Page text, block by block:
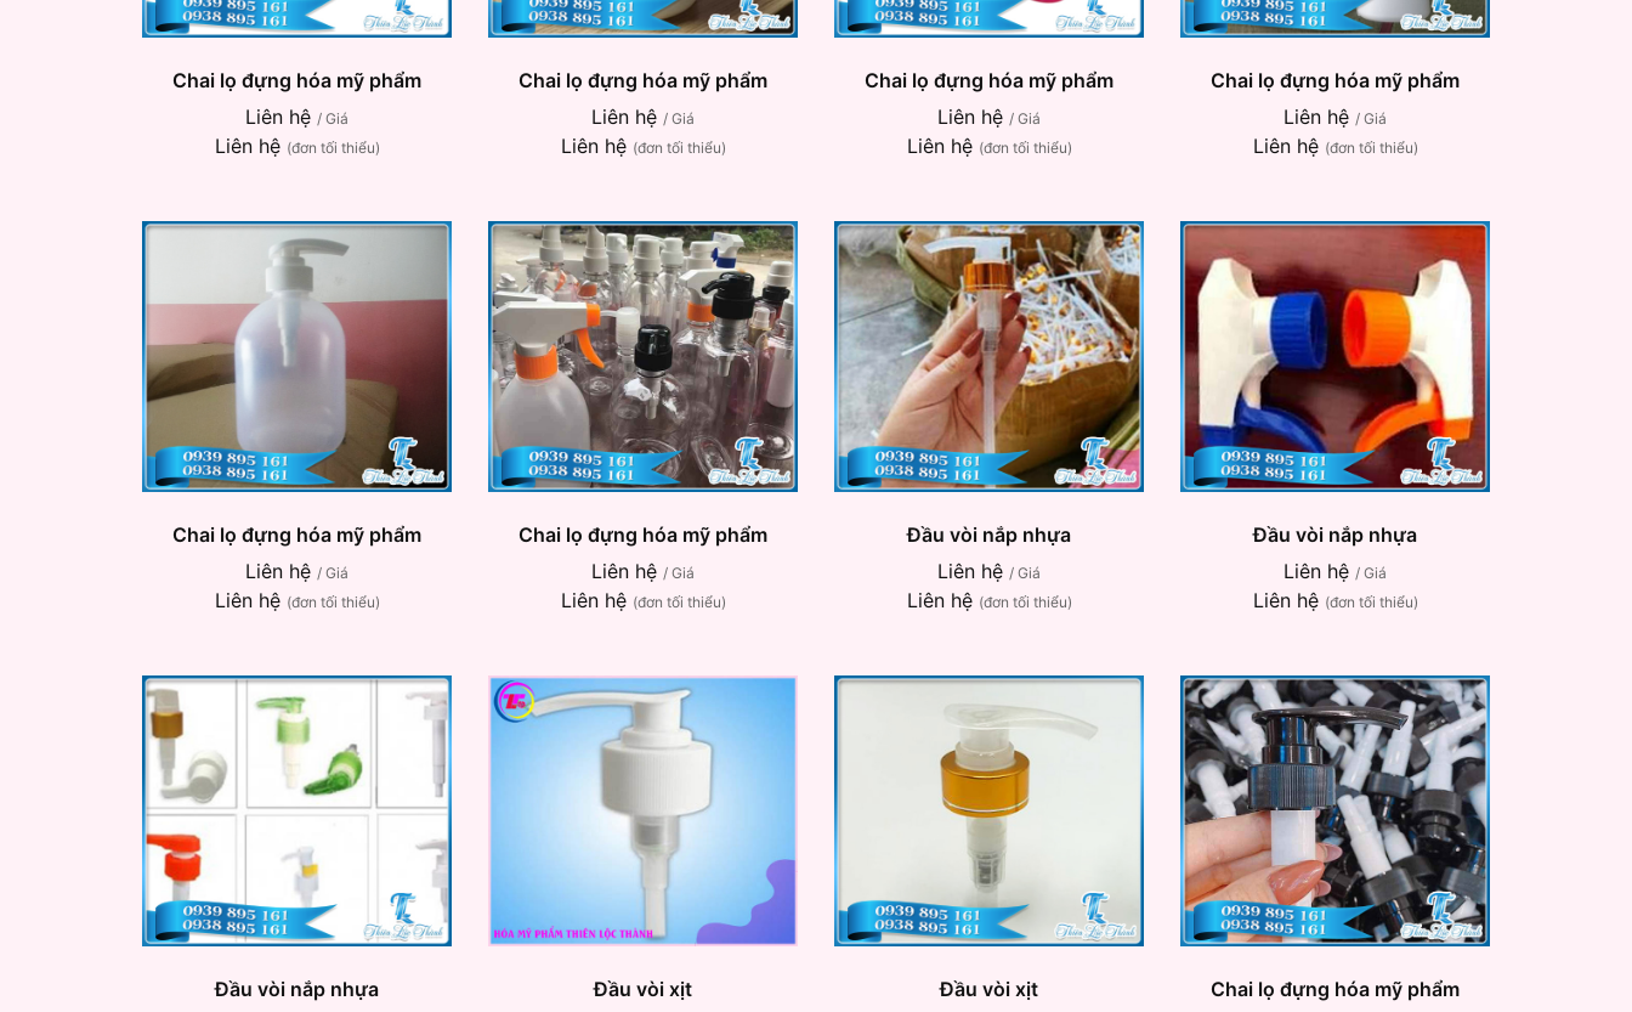
Chai lọ đựng hóa mỹ phẩm
Liên hệ / Giá
Liên hệ (đơn tối thiểu)
Chai lọ đựng hóa mỹ phẩm
Liên hệ / Giá
Liên hệ (đơn tối thiểu)
Chai lọ đựng hóa mỹ phẩm
Liên hệ / Giá
Liên hệ (đơn tối thiểu)
Chai lọ đựng hóa mỹ phẩm
Liên hệ / Giá
Liên hệ (đơn tối thiểu)
Chai lọ đựng hóa mỹ phẩm
Liên hệ / Giá
Liên hệ (đơn tối thiểu)
Chai lọ đựng hóa mỹ phẩm
Liên hệ / Giá
Liên hệ (đơn tối thiểu)
Đầu vòi nắp nhựa
Liên hệ / Giá
Liên hệ (đơn tối thiểu)
Đầu vòi nắp nhựa
Liên hệ / Giá
Liên hệ (đơn tối thiểu)
Đầu vòi nắp nhựa
Đầu vòi xịt
Đầu vòi xịt
Chai lọ đựng hóa mỹ phẩm